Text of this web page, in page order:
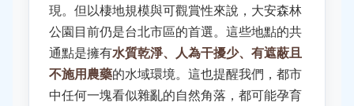
現。但以棲地規模與可觀賞性來說，大安森林
公園目前仍是台北市區的首選。這些地點的共
通點是擁有水質乾淨、人為干擾少、有遮蔽且
不施用農藥的水域環境。這也提醒我們，都市
中任何一塊看似雜亂的自然角落，都可能孕育